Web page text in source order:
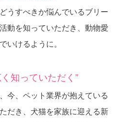
うすべきか悩んでいるブリー
動を知っていただき、動物愛
いけるように。
知っていただく”
今、ペット業界が抱えている
だき、犬猫を家族に迎える新